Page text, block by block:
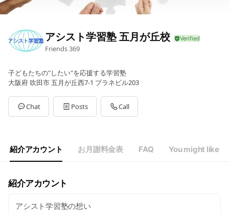
アシスト学習塾 五月が丘校
Friends369
子どもたちの"したい"を応援する学習塾
大阪府 吹田市 五月が丘西7-1 プラネビル203
Chat Posts Call
紹介アカウント お月謝料金表 FAQ You might like
紹介アカウント
アシスト学習塾の想い